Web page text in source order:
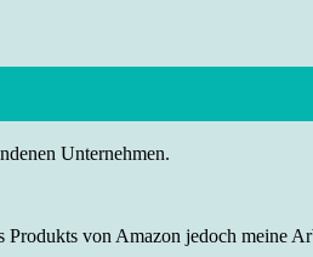
Unternehmen.
von Amazon jedoch meine